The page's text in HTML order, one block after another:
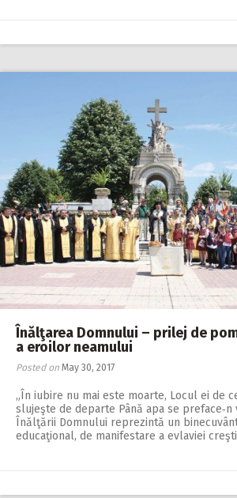
Înălţarea Domnului – prilej de
a eroilor neamului
Posted on May 30, 2017
„În iubire nu mai este moarte, Locul ei de
slujeşte de departe Până apa se
Înălţării Domnului reprezintă un
educaţional, de manifestare a evlaviei